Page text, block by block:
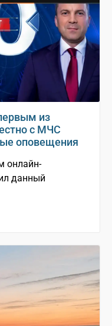
из
с МЧС
оповещения
онлайн-
данный